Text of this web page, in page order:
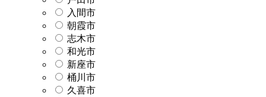
入間市
朝霞市
志木市
和光市
新座市
桶川市
久喜市